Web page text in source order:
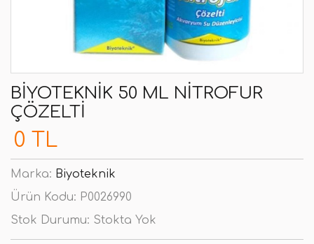
BIYOTEKNIK 50 ML NITROFUR
ÇÖZELTI
0 TL
Marka: Biyoteknik
Ürün Kodu: P0026990
Stok Durumu: Stokta Yok